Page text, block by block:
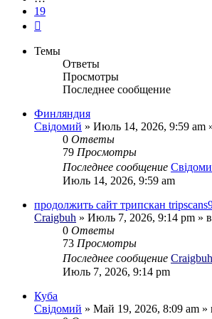
19
Темы
Ответы
Просмотры
Последнее сообщение
Финляндия
Свідомий » Июль 14, 2026, 9:59 am
0 Ответы
79 Просмотры
Последнее сообщение
Июль 14, 2026, 9:59 am
продолжить сайт трипскан
Craigbuh » Июль 7, 2026, 9:14 pm »
0 Ответы
73 Просмотры
Последнее сообщение Craigbuh
Июль 7, 2026, 9:14 pm
Куба
Свідомий » Май 19, 2026, 8:09 am »